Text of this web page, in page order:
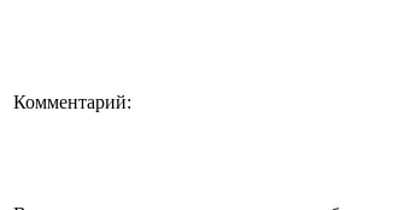
Комментарий: